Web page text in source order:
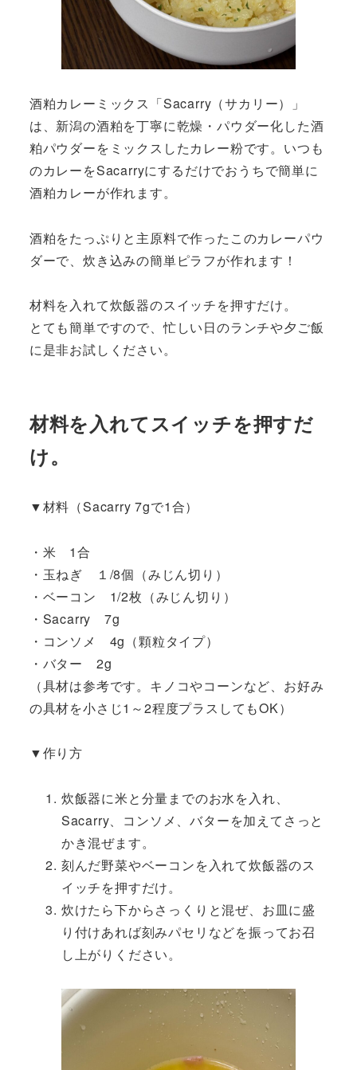
酒粕カレーミックス「Sacarry（サカリー）」
は、新潟の酒粕を丁寧に乾燥・パウダー化した酒
粕パウダーをミックスしたカレー粉です。いつも
のカレーをSacarryにするだけでおうちで簡単に
酒粕カレーが作れます。
酒粕をたっぷりと主原料で作ったこのカレーパウ
ダーで、炊き込みの簡単ピラフが作れます！
材料を入れて炊飯器のスイッチを押すだけ。
とても簡単ですので、忙しい日のランチや夕ご飯
に是非お試しください。
材料を入れてスイッチを押すだ
け。
▼材料（Sacarry 7gで1合）
・米 1合
・玉ねぎ １/8個（みじん切り）
・ベーコン 1/2枚（みじん切り）
・Sacarry 7g
・コンソメ 4g（顆粒タイプ）
・バター 2g
（具材は参考です。キノコやコーンなど、お好み
の具材を小さじ1～2程度プラスしてもOK）
▼作り方
炊飯器に米と分量までのお水を入れ、
Sacarry、コンソメ、バターを加えてさっと
かき混ぜます。
刻んだ野菜やベーコンを入れて炊飯器のス
イッチを押すだけ。
炊けたら下からさっくりと混ぜ、お皿に盛
り付けあれば刻みパセリなどを振ってお召
し上がりください。